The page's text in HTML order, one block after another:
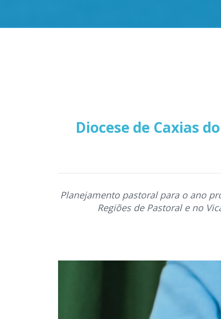
Diocese de Caxias
Planejamento pastoral para o ano
Regiões de Pastoral e no